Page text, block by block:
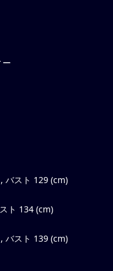
バスト 129 (cm)
ト 134 (cm)
バスト 139 (cm)